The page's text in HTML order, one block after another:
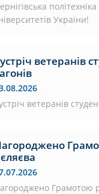
України!
ветеранів
ветеранів
Грамотою